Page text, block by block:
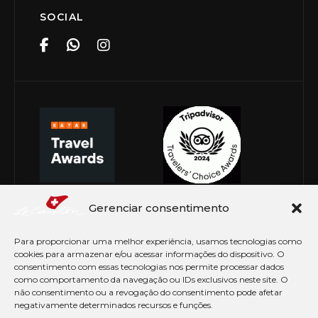
Gerenciar consentimento
Para proporcionar uma melhor experiência, usamos tecnologias como
cookies para armazenar e/ou acessar informações do dispositivo. O
consentimento com essas tecnologias nos permite processar dados
como comportamento da navegação ou IDs exclusivos neste site. O
não consentimento ou a revogação do consentimento pode afetar
negativamente determinados recursos e funções.
SOCIAL
© Copyright 2026 Le Canton. Todos os direitos